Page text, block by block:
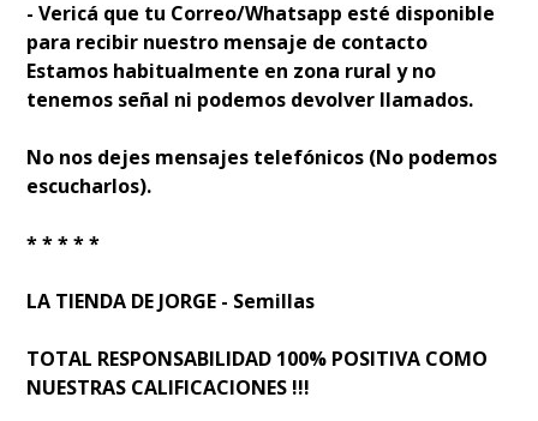
- Verificá que tu Correo/Whatsapp esté disponible
para recibir nuestro mensaje de contacto
Estamos habitualmente en zona rural y no
tenemos señal ni podemos devolver llamados.
No nos dejes mensajes telefónicos (No podemos
escucharlos).
* * * * *
LA TIENDA DE JORGE - Semillas
TOTAL RESPONSABILIDAD 100% POSITIVA COMO
NUESTRAS CALIFICACIONES !!!